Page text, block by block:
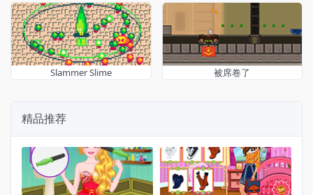
Slammer Slime 被席卷了
精品推荐